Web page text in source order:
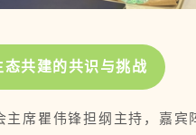
共建的共识与挑战
席瞿伟锋担纲主持，嘉